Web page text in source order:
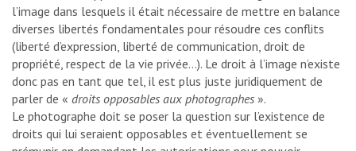
l’image dans lesquels il était nécessaire de mettre en balance
diverses libertés fondamentales pour résoudre ces conflits
(liberté d’expression, liberté de communication, droit de
propriété, respect de la vie privée…). Le droit à l’image n’existe
donc pas en tant que tel, il est plus juste juridiquement de
parler de « droits opposables aux photographes ».
Le photographe doit se poser la question sur l’existence de
droits qui lui seraient opposables et éventuellement se